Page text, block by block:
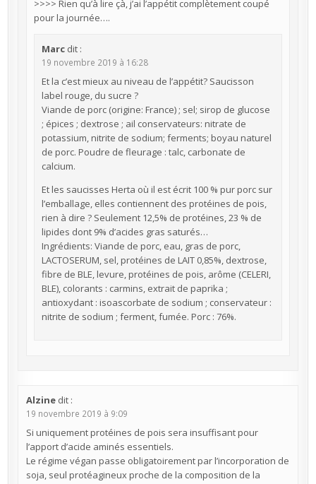
>>>> Rien qu’à lire çà, j’ai l’appétit complètement coupé
pour la journée….
Marc dit :
19 novembre 2019 à 16:28
Et la c’est mieux au niveau de l’appétit? Saucisson
label rouge, du sucre ?
Viande de porc (origine: France) ; sel; sirop de glucose
; épices ; dextrose ; ail conservateurs: nitrate de
potassium, nitrite de sodium; ferments; boyau naturel
de porc. Poudre de fleurage : talc, carbonate de
calcium.
Et les saucisses Herta où il est écrit 100 % pur porc sur
l’emballage, elles contiennent des protéines de pois,
rien à dire ? Seulement 12,5% de protéines, 23 % de
lipides dont 9% d’acides gras saturés…
Ingrédients: Viande de porc, eau, gras de porc,
LACTOSERUM, sel, protéines de LAIT 0,85%, dextrose,
fibre de BLE, levure, protéines de pois, arôme (CELERI,
BLE), colorants : carmins, extrait de paprika ;
antioxydant : isoascorbate de sodium ; conservateur :
nitrite de sodium ; ferment, fumée. Porc : 76%.
Alzine dit :
19 novembre 2019 à 9:09
Si uniquement protéines de pois sera insuffisant pour
l’apport d’acide aminés essentiels.
Le régime végan passe obligatoirement par l’incorporation de
soja, seul protéagineux proche de la composition de la